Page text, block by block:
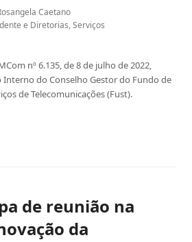
Caetano
e Diretorias,Serviços
nº 6.135, de 8 de julho de 2022,
do Conselho Gestor do Fundo de
de Telecomunicações (Fust).
de reunião na
da